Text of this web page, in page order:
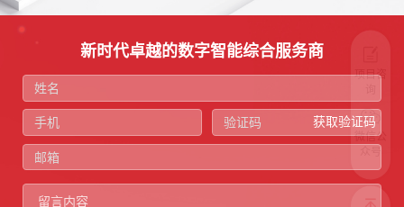
项目咨
微信公
众号
新时代卓越的数字智能综合服务商
获取验证码